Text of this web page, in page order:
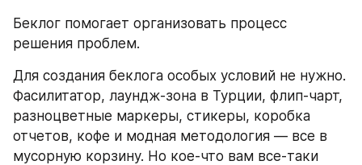
Беклог помогает организовать процесс
решения проблем.
Для создания беклога особых условий не нужно.
Фасилитатор, лаундж-зона в Турции, флип-чарт,
разноцветные маркеры, стикеры, коробка
отчетов, кофе и модная методология — все в
мусорную корзину. Но кое-что вам все-таки